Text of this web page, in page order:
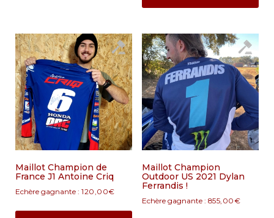
Maillot Champion de
France J1 Antoine Criq
Echère gagnante : 120,00€
Maillot Champion
Outdoor US 2021 Dylan
Ferrandis !
Echère gagnante : 855,00€